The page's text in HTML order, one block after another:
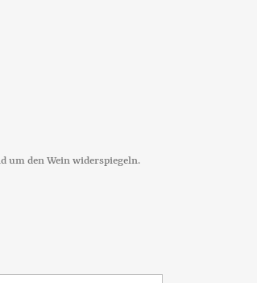
um den Wein widerspiegeln.